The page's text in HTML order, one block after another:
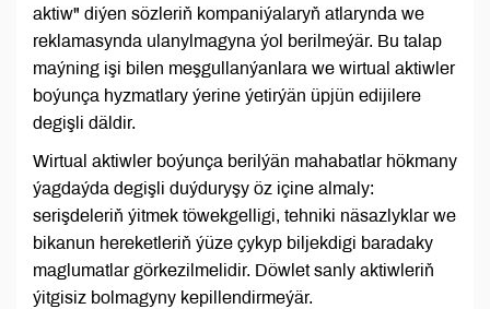
aktiw" diýen sözleriň kompaniýalaryň atlarynda we
reklamasynda ulanylmagyna ýol berilmeýär. Bu talap
maýning işi bilen meşgullanýanlara we wirtual aktiwler
boýunça hyzmatlary ýerine ýetirýän üpjün edijilere
degişli däldir.
Wirtual aktiwler boýunça berilýän mahabatlar hökmany
ýagdaýda degişli duýduryşy öz içine almaly:
serişdeleriň ýitmek töwekgelligi, tehniki näsazlyklar we
bikanun hereketleriň ýüze çykyp biljekdigi baradaky
maglumatlar görkezilmelidir. Döwlet sanly aktiwleriň
ýitgisiz bolmagyny kepillendirmeýär.